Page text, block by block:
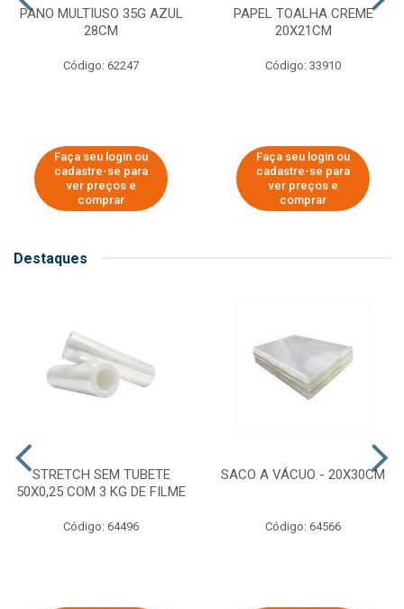
PANO MULTIUSO 35G AZUL
28CM
Código: 62247
Faça seu login ou
cadastre-se para
ver preços e
comprar
PAPEL TOALHA CREME
20X21CM
Código: 33910
Faça seu login ou
cadastre-se para
ver preços e
comprar
Destaques
STRETCH SEM TUBETE
50X0,25 COM 3 KG DE FILME
Código: 64496
SACO A VÁCUO - 20X30CM
Código: 64566